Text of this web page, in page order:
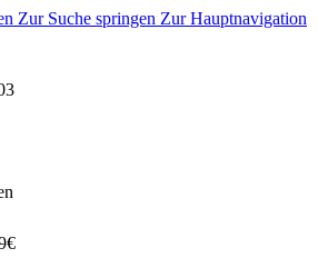
Zur Suche springen Zur Hauptnavigation